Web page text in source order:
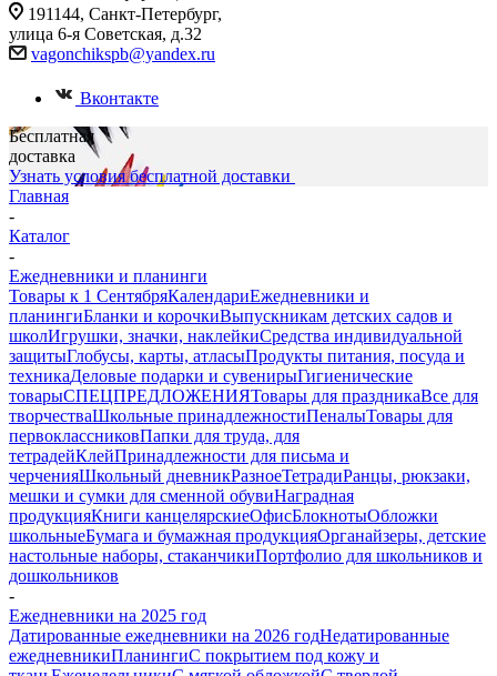
191144, Санкт-Петербург,
улица 6-я Советская, д.32
vagonchikspb@yandex.ru
Вконтакте
Бесплатная
доставка
Узнать условия бесплатной доставки
Главная
-
Каталог
-
Ежедневники и планинги
Товары к 1 СентябряКалендариЕжедневники и
планингиБланки и корочкиВыпускникам детских садов и
школИгрушки, значки, наклейкиСредства индивидуальной
защитыГлобусы, карты, атласыПродукты питания, посуда и
техникаДеловые подарки и сувенирыГигиенические
товарыСПЕЦПРЕДЛОЖЕНИЯТовары для праздникаВсе для
творчестваШкольные принадлежностиПеналыТовары для
первоклассниковПапки для труда, для
тетрадейКлейПринадлежности для письма и
черченияШкольный дневникРазноеТетрадиРанцы, рюкзаки,
мешки и сумки для сменной обувиНаградная
продукцияКниги канцелярскиеОфисБлокнотыОбложки
школьныеБумага и бумажная продукцияОрганайзеры, детские
настольные наборы, стаканчикиПортфолио для школьников и
дошкольников
-
Ежедневники на 2025 год
Датированные ежедневники на 2026 годНедатированные
ежедневникиПланингиС покрытием под кожу и